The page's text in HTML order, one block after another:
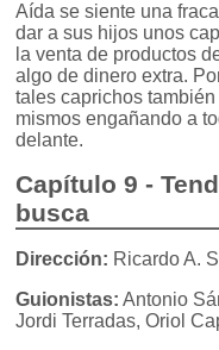
Aída se siente una
dar a sus hijos unos
la venta de productos
algo de dinero extra.
tales caprichos
mismos engañando a
delante.
Capítulo 9 -
busca
Dirección: Ricardo A.
Guionistas: Antonio
Jordi Terradas, Oriol